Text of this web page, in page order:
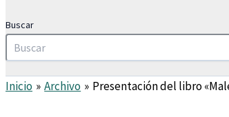
Buscar
Inicio Archivo Presentación del libro